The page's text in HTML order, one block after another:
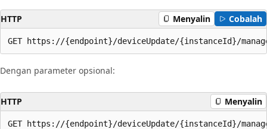
HTTP Menyalin Cobalah
GET https://{endpoint}/deviceUpdate/{instanceId}/
Dengan parameter opsional:
HTTP Menyalin
GET https://{endpoint}/deviceUpdate/{instanceId}/